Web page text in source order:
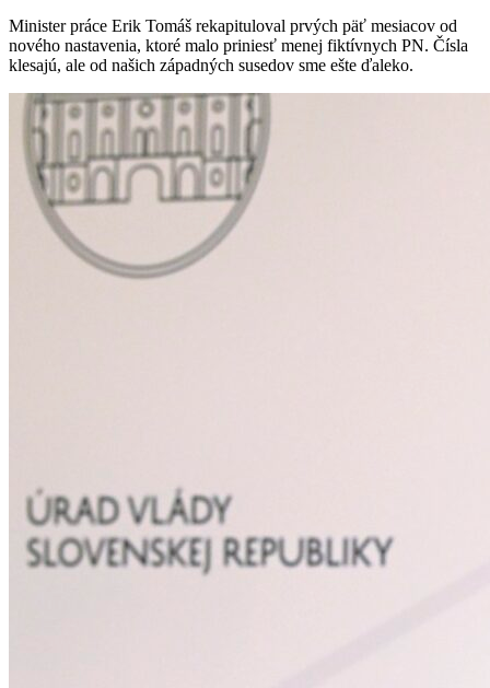
Minister práce Erik Tomáš rekapituloval prvých päť mesiacov od
nového nastavenia, ktoré malo priniesť menej fiktívnych PN. Čísla
klesajú, ale od našich západných susedov sme ešte ďaleko.